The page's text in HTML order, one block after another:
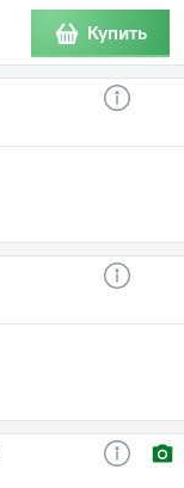
Купить